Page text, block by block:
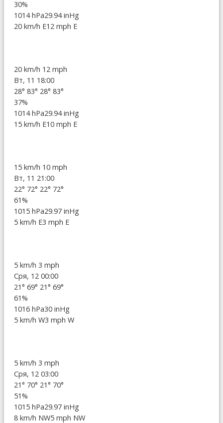
30%
1014 hPa29.94 inHg
20 km/h E12 mph E
20 km/h 12 mph
Вт, 11 18:00
28° 83° 28° 83°
37%
1014 hPa29.94 inHg
15 km/h E10 mph E
15 km/h 10 mph
Вт, 11 21:00
22° 72° 22° 72°
61%
1015 hPa29.97 inHg
5 km/h E3 mph E
5 km/h 3 mph
Сря, 12 00:00
21° 69° 21° 69°
61%
1016 hPa30 inHg
5 km/h W3 mph W
5 km/h 3 mph
Сря, 12 03:00
21° 70° 21° 70°
51%
1015 hPa29.97 inHg
8 km/h NW5 mph NW